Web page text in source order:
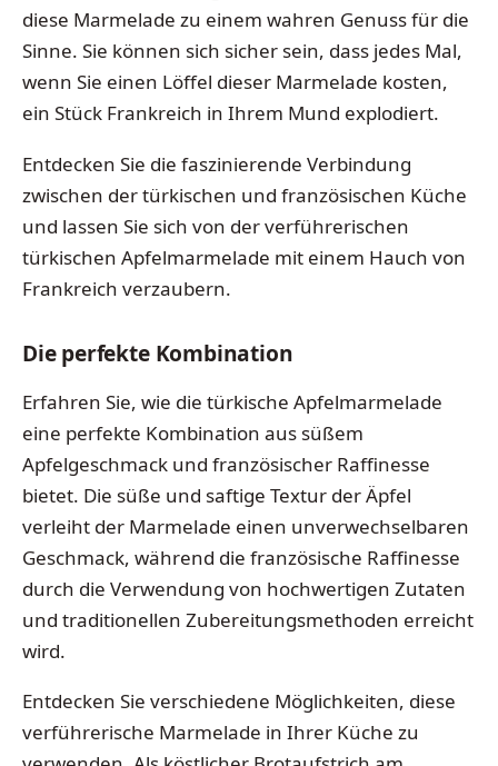
diese Marmelade zu einem wahren Genuss für die
Sinne. Sie können sich sicher sein, dass jedes Mal,
wenn Sie einen Löffel dieser Marmelade kosten,
ein Stück Frankreich in Ihrem Mund explodiert.
Entdecken Sie die faszinierende Verbindung
zwischen der türkischen und französischen Küche
und lassen Sie sich von der verführerischen
türkischen Apfelmarmelade mit einem Hauch von
Frankreich verzaubern.
Die perfekte Kombination
Erfahren Sie, wie die türkische Apfelmarmelade
eine perfekte Kombination aus süßem
Apfelgeschmack und französischer Raffinesse
bietet. Die süße und saftige Textur der Äpfel
verleiht der Marmelade einen unverwechselbaren
Geschmack, während die französische Raffinesse
durch die Verwendung von hochwertigen Zutaten
und traditionellen Zubereitungsmethoden erreicht
wird.
Entdecken Sie verschiedene Möglichkeiten, diese
verführerische Marmelade in Ihrer Küche zu